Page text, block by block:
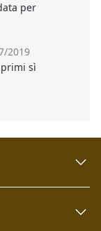
per
2019
sì